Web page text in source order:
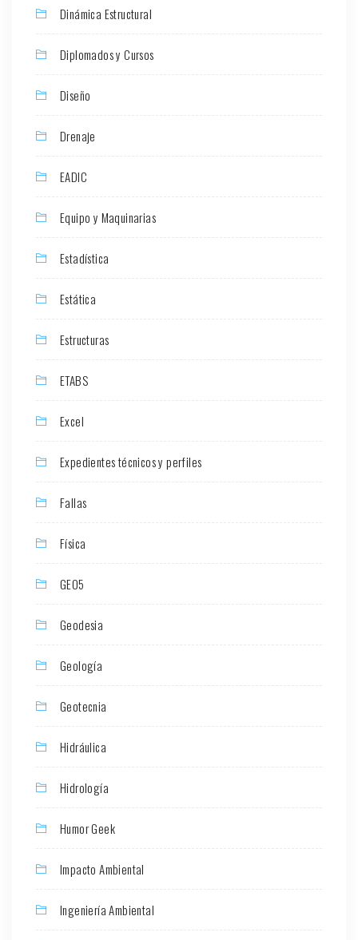
Dinámica Estructural
Diplomados y Cursos
Diseño
Drenaje
EADIC
Equipo y Maquinarias
Estadística
Estática
Estructuras
ETABS
Excel
Expedientes técnicos y perfiles
Fallas
Física
GEO5
Geodesia
Geología
Geotecnia
Hidráulica
Hidrología
Humor Geek
Impacto Ambiental
Ingeniería Ambiental